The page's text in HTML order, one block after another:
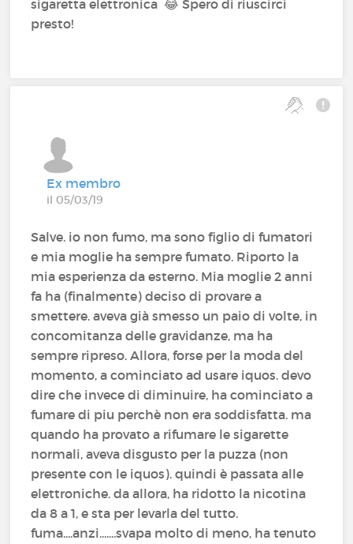
sigaretta elettronica 😂 Spero di riuscirci
presto!
Ex membro
il 05/03/19
Salve. io non fumo, ma sono figlio di fumatori
e mia moglie ha sempre fumato. Riporto la
mia esperienza da esterno. Mia moglie 2 anni
fa ha (finalmente) deciso di provare a
smettere. aveva già smesso un paio di volte, in
concomitanza delle gravidanze, ma ha
sempre ripreso. Allora, forse per la moda del
momento, a cominciato ad usare iquos. devo
dire che invece di diminuire, ha cominciato a
fumare di piu perchè non era soddisfatta. ma
quando ha provato a rifumare le sigarette
normali, aveva disgusto per la puzza (non
presente con le iquos). quindi è passata alle
elettroniche. da allora, ha ridotto la nicotina
da 8 a 1, e sta per levarla del tutto.
fuma....anzi.......svapa molto di meno, ha tenuto